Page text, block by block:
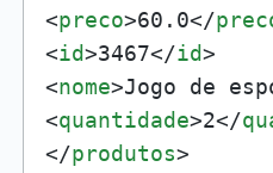
<preco>60.0</
<id>3467</id>
<nome>Jogo de
<quantidade>2</
</produtos>